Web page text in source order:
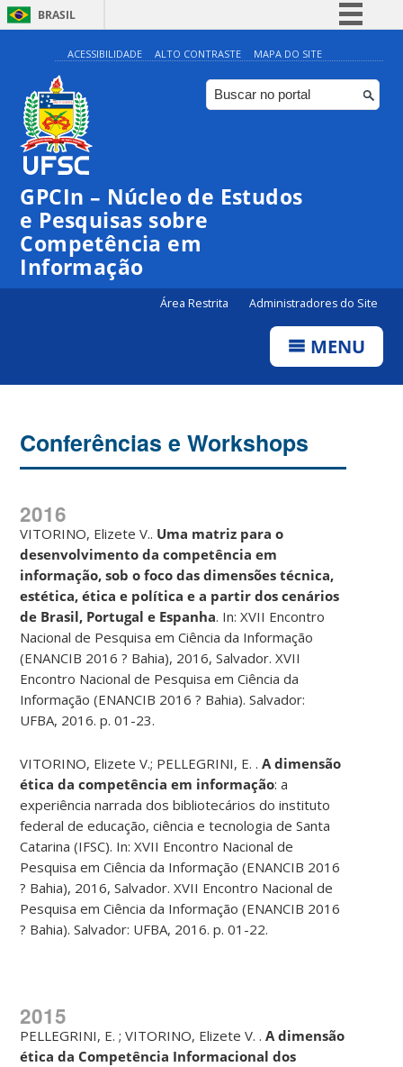
BRASIL
Simplifique!
Comunica BR
Participe
Canais
ACESSIBILIDADE ALTO CONTRASTE MAPA DO SITE
GPCIn – Núcleo de Estudos
e Pesquisas sobre
Competência em
Informação
Área Restrita Administradores do Site
MENU
Conferências e Workshops
2016
VITORINO, Elizete V.. Uma matriz para o
desenvolvimento da competência em
informação, sob o foco das dimensões técnica,
estética, ética e política e a partir dos cenários
de Brasil, Portugal e Espanha. In: XVII Encontro
Nacional de Pesquisa em Ciência da Informação
(ENANCIB 2016 ? Bahia), 2016, Salvador. XVII
Encontro Nacional de Pesquisa em Ciência da
Informação (ENANCIB 2016 ? Bahia). Salvador:
UFBA, 2016. p. 01-23.
VITORINO, Elizete V.; PELLEGRINI, E. .A dimensão
ética da competência em informação: a
experiência narrada dos bibliotecários do instituto
federal de educação, ciência e tecnologia de Santa
Catarina (IFSC). In: XVII Encontro Nacional de
Pesquisa em Ciência da Informação (ENANCIB 2016
? Bahia), 2016, Salvador. XVII Encontro Nacional de
Pesquisa em Ciência da Informação (ENANCIB 2016
? Bahia). Salvador: UFBA, 2016. p. 01-22.
2015
PELLEGRINI, E. ; VITORINO, Elizete V. .A dimensão
ética da Competência Informacional dos